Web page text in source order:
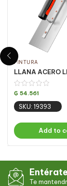
PINTURA
₲ 54.561
SKU: 19393
Add to
Te